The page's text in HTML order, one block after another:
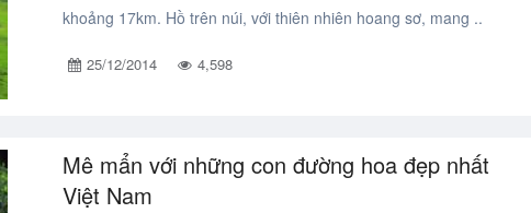
khoảng 17km. Hồ trên núi, với thiên nhiên hoang sơ, mang ..
25/12/2014 4,598
Mê mẩn với những con đường hoa đẹp nhất
Việt Nam